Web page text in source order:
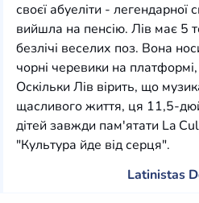
своєї абуеліти - легендарної
вийшла на пенсію. Лів має 5
безлічі веселих поз. Вона
чорні черевики на
Оскільки Лів вірить, що
щасливого життя, ця 11,5-
дітей завжди пам'ятати La
"Культура йде від серця".
Latinistas